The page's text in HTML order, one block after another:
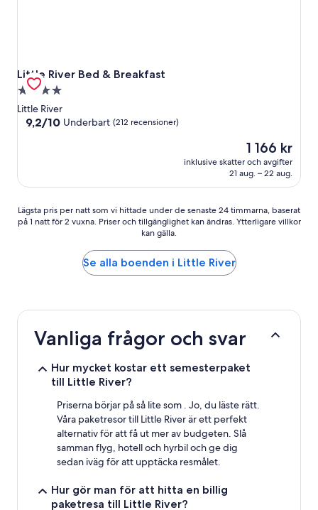
Little River Bed & Breakfast
Little River Bed & Breakfast
4.0-
stjärnigt
boende
Little River
9.2
9,2/10 Underbart (212 recensioner)
Priset
är
1 166 kr
1 166 kr
inklusive skatter och avgifter
21 aug. – 22 aug.
Lägsta
pris
de
24 timmarna,
tillgänglighet
villkor
Lägsta pris per natt som vi hittade under de senaste 24 timmarna, baserat
på 1 natt för 2 vuxna. Priser och tillgänglighet kan ändras. Ytterligare villkor
kan gälla.
Se alla boenden i Little River
Vanliga frågor och svar
Hur mycket kostar ett semesterpaket
till Little River?
Priserna börjar på så lite som . Jo, du läste rätt.
Våra paketresor till Little River är ett perfekt
alternativ för att få ut mer av budgeten. Slå
samman flyg, hotell och hyrbil och ge dig
sedan iväg för att upptäcka resmålet.
Hur gör man för att hitta en billig
paketresa till Little River?